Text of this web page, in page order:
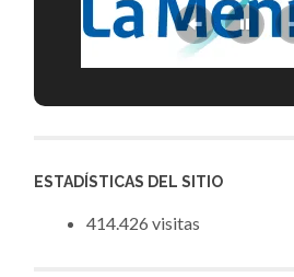
ESTADÍSTICAS DEL SITIO
414.426 visitas